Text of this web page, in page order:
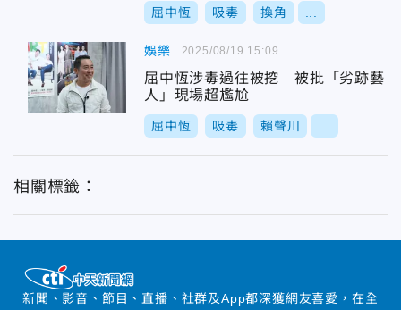
屈中恆 吸毒 換角
娛樂
屈中恆涉毒過往被挖 被批「劣跡藝
人」現場超尷尬
屈中恆 吸毒 賴聲川
2025/08/19 15:09
相關標籤：
新聞、影音、節目、直播、社群及App都深獲網友喜愛，在全